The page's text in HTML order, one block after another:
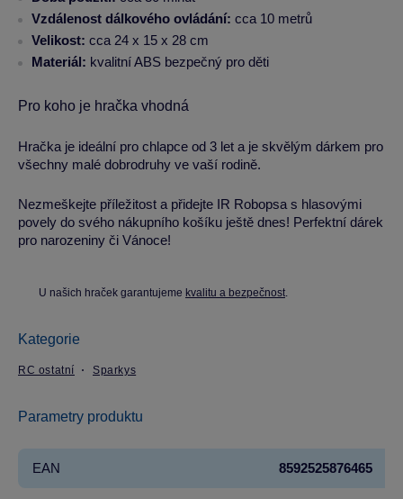
Vzdálenost dálkového ovládání: cca 10 metrů
Velikost: cca 24 x 15 x 28 cm
Materiál: kvalitní ABS bezpečný pro děti
Pro koho je hračka vhodná
Hračka je ideální pro chlapce od 3 let a je skvělým dárkem pro
všechny malé dobrodruhy ve vaší rodině.
Nezmeškejte příležitost a přidejte IR Robopsa s hlasovými
povely do svého nákupního košíku ještě dnes! Perfektní dárek
pro narozeniny či Vánoce!
U našich hraček garantujeme kvalitu a bezpečnost.
Kategorie
RC ostatní Sparkys
Parametry produktu
EAN 8592525876465